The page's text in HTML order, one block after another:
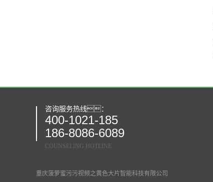
咨询服务热线：
400-1021-185
186-8086-6089
COUNSELING HOTLINE
重庆菠萝蜜污污视频之黄色大片智能科技有限公司